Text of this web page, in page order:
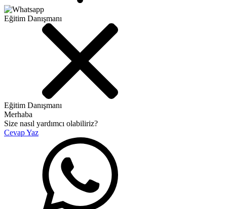
Eğitim Danışmanı
Eğitim Danışmanı
Merhaba
Size nasıl yardımcı olabiliriz?
Cevap Yaz